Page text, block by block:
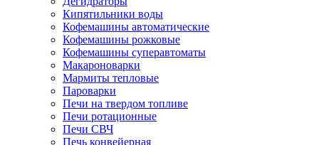
Кипятильники воды
Кофемашины автоматические
Кофемашины рожковые
Кофемашины суперавтоматы
Макароноварки
Мармиты тепловые
Пароварки
Печи на твердом топливе
Печи ротационные
Печи СВЧ
Печь конвейерная